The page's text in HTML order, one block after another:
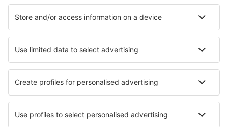
Hotely v Indonésii - Oblíbená města
Hotely in Tangerang Hotely in Canggu
Hotely v Jakartě Hotely v Bandungu Hotely in Ubud
Hotely in Gobleg Hotely v Kupangu